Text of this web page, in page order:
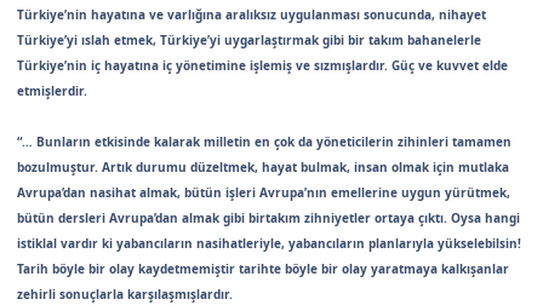
Türkiye’nin hayatına ve varlığına aralıksız uygulanması sonucunda, nihayet
Türkiye’yi ıslah etmek, Türkiye’yi uygarlaştırmak gibi bir takım bahanelerle
Türkiye’nin iç hayatına iç yönetimine işlemiş ve sızmışlardır. Güç ve kuvvet elde
etmişlerdir.
“… Bunların etkisinde kalarak milletin en çok da yöneticilerin zihinleri tamamen
bozulmuştur. Artık durumu düzeltmek, hayat bulmak, insan olmak için mutlaka
Avrupa’dan nasihat almak, bütün işleri Avrupa’nın emellerine uygun yürütmek,
bütün dersleri Avrupa’dan almak gibi birtakım zihniyetler ortaya çıktı. Oysa hangi
istiklal vardır ki yabancıların nasihatleriyle, yabancıların planlarıyla yükselebilsin!
Tarih böyle bir olay kaydetmemiştir tarihte böyle bir olay yaratmaya kalkışanlar
zehirli sonuçlarla karşılaşmışlardır.